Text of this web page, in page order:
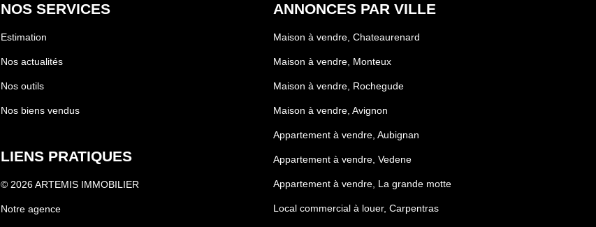
NOS SERVICES
Estimation
Nos actualités
Nos outils
Nos biens vendus
LIENS PRATIQUES
© 2026 ARTEMIS IMMOBILIER
Notre agence
ANNONCES PAR VILLE
Maison à vendre, Chateaurenard
Maison à vendre, Monteux
Maison à vendre, Rochegude
Maison à vendre, Avignon
Appartement à vendre, Aubignan
Appartement à vendre, Vedene
Appartement à vendre, La grande motte
Local commercial à louer, Carpentras